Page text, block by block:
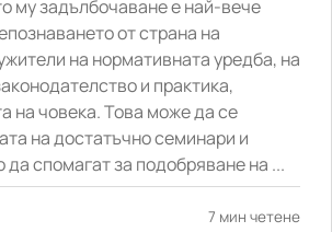
му задълбочаване е най-вече
от страна на
на нормативната уредба, на
и практика,
на човека. Това може да се
на достатъчно семинари и
да спомагат за подобряване на ...
7 мин четене